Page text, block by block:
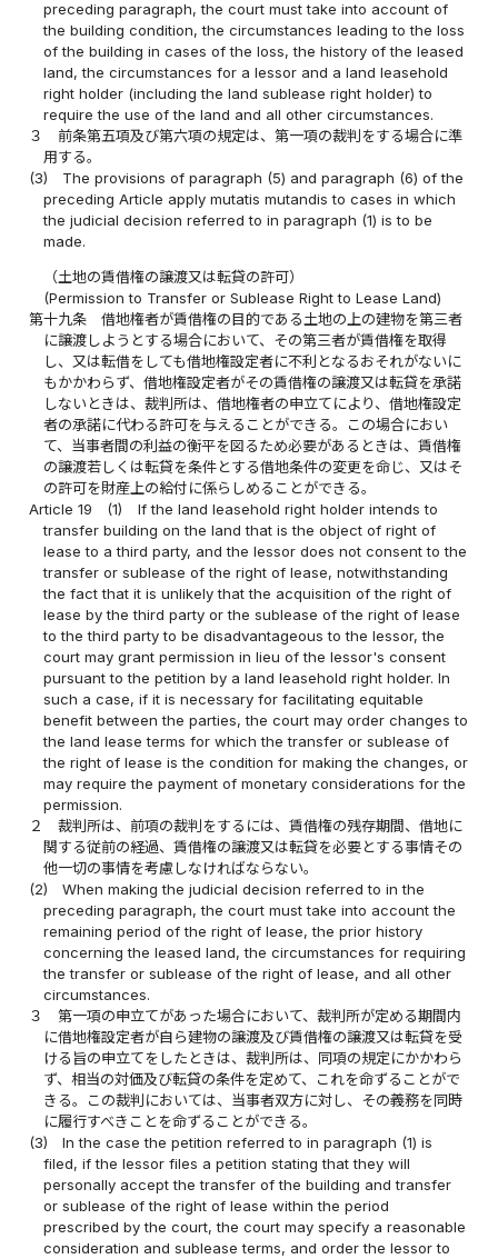
preceding paragraph, the court must take into account of
the building condition, the circumstances leading to the loss
of the building in cases of the loss, the history of the leased
land, the circumstances for a lessor and a land leasehold
right holder (including the land sublease right holder) to
require the use of the land and all other circumstances.
３
前条第五項及び第六項の規定は、第一項の裁判をする場合に準
用する。
(3)
The provisions of paragraph (5) and paragraph (6) of the
preceding Article apply mutatis mutandis to cases in which
the judicial decision referred to in paragraph (1) is to be
made.
（土地の賃借権の譲渡又は転貸の許可）
(Permission to Transfer or Sublease Right to Lease Land)
第十九条
借地権者が賃借権の目的である土地の上の建物を第三者
に譲渡しようとする場合において、その第三者が賃借権を取得
し、又は転借をしても借地権設定者に不利となるおそれがないに
もかかわらず、借地権設定者がその賃借権の譲渡又は転貸を承諾
しないときは、裁判所は、借地権者の申立てにより、借地権設定
者の承諾に代わる許可を与えることができる。この場合におい
て、当事者間の利益の衡平を図るため必要があるときは、賃借権
の譲渡若しくは転貸を条件とする借地条件の変更を命じ、又はそ
の許可を財産上の給付に係らしめることができる。
Article 19
(1)
If the land leasehold right holder intends to
transfer building on the land that is the object of right of
lease to a third party, and the lessor does not consent to the
transfer or sublease of the right of lease, notwithstanding
the fact that it is unlikely that the acquisition of the right of
lease by the third party or the sublease of the right of lease
to the third party to be disadvantageous to the lessor, the
court may grant permission in lieu of the lessor's consent
pursuant to the petition by a land leasehold right holder. In
such a case, if it is necessary for facilitating equitable
benefit between the parties, the court may order changes to
the land lease terms for which the transfer or sublease of
the right of lease is the condition for making the changes, or
may require the payment of monetary considerations for the
permission.
２
裁判所は、前項の裁判をするには、賃借権の残存期間、借地に
関する従前の経過、賃借権の譲渡又は転貸を必要とする事情その
他一切の事情を考慮しなければならない。
(2)
When making the judicial decision referred to in the
preceding paragraph, the court must take into account the
remaining period of the right of lease, the prior history
concerning the leased land, the circumstances for requiring
the transfer or sublease of the right of lease, and all other
circumstances.
３
第一項の申立てがあった場合において、裁判所が定める期間内
に借地権設定者が自ら建物の譲渡及び賃借権の譲渡又は転貸を受
ける旨の申立てをしたときは、裁判所は、同項の規定にかかわら
ず、相当の対価及び転貸の条件を定めて、これを命ずることがで
きる。この裁判においては、当事者双方に対し、その義務を同時
に履行すべきことを命ずることができる。
(3)
In the case the petition referred to in paragraph (1) is
filed, if the lessor files a petition stating that they will
personally accept the transfer of the building and transfer
or sublease of the right of lease within the period
prescribed by the court, the court may specify a reasonable
consideration and sublease terms, and order the lessor to